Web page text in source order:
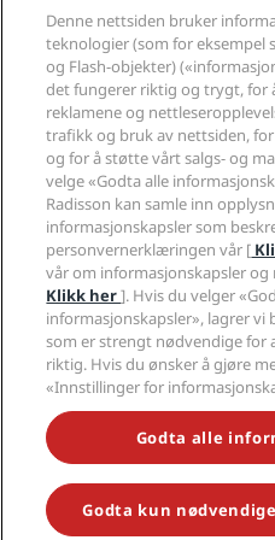
Nye hoteller og hoteller
Radisson Hotels APP
Sportsgodkjente hoteller
Familievennlige hoteller
Helse og sikkerhet
Radisson Hotel Group
Presse
Jobb i RHG
Jobb i PPHE
Karriere EHL
The Club by RHG
Utviklingsmuligheter
Ansvarlig virksomhet
Innkjøp
Juridisk
Personvernsenter
Juridisk informasjon
Vilkår og betingelser for
Avtale om nettstedsbruk
Digital tilgjengelighet
Erklæring om moderne slaveri
Redegjørelse om våre
Hjelp
Forbrukervarsler
Kontakt
VANLIGE SPØRSMÅL
Sidekart
Sosiale medier
Radisson Hotels-merker
GÅ ALDRI GLIPP AV DE
© 2026 Radisson Hotel Group.Med
Denne nettsiden bruker
teknologier (som for eksempel
og Flash-objekter)
det fungerer riktig og trygt, for
reklamene og
trafikk og bruk av nettsiden,
og for å støtte vårt salgs- og
velge «Godta alle
Radisson kan samle inn
informasjonskapsler som
personvernerklæringen vår [
vår om informasjonskapsler
Klikk her]. Hvis du velger
informasjonskapsler», lagrer vi
som er strengt nødvendige for
riktig. Hvis du ønsker å gjøre
«Innstillinger for
Godta alle
Godta kun